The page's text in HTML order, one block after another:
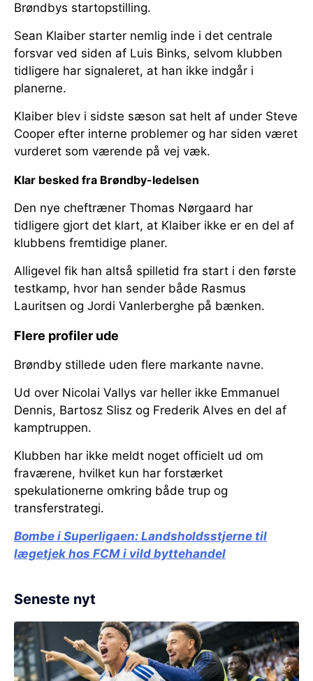
Brøndbys startopstilling.
Sean Klaiber starter nemlig inde i det centrale
forsvar ved siden af Luis Binks, selvom klubben
tidligere har signaleret, at han ikke indgår i
planerne.
Klaiber blev i sidste sæson sat helt af under Steve
Cooper efter interne problemer og har siden været
vurderet som værende på vej væk.
Klar besked fra Brøndby-ledelsen
Den nye cheftræner Thomas Nørgaard har
tidligere gjort det klart, at Klaiber ikke er en del af
klubbens fremtidige planer.
Alligevel fik han altså spilletid fra start i den første
testkamp, hvor han sender både Rasmus
Lauritsen og Jordi Vanlerberghe på bænken.
Flere profiler ude
Brøndby stillede uden flere markante navne.
Ud over Nicolai Vallys var heller ikke Emmanuel
Dennis, Bartosz Slisz og Frederik Alves en del af
kamptruppen.
Klubben har ikke meldt noget officielt ud om
fraværene, hvilket kun har forstærket
spekulationerne omkring både trup og
transferstrategi.
Bombe i Superligaen: Landsholdsstjerne til
lægetjek hos FCM i vild byttehandel
Seneste nyt